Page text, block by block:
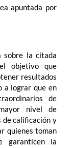
apuntada por
sobre la citada
objetivo que
resultados
a lograr que en
de
nivel de
de calificación y
quienes toman
garanticen la